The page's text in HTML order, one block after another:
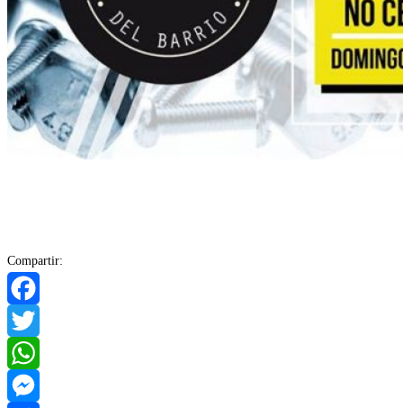
Compartir:
Facebook
Twitter
WhatsApp